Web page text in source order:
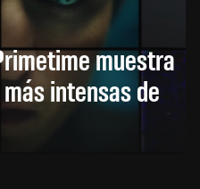
muestra
intensas de